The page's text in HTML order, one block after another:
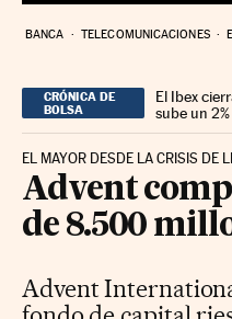
BANCA TELECOMUNICACIONES
CRÓNICA DE
BOLSA
El Ibex
sube un
EL MAYOR DESDE LA CRISIS DE
Advent
de 8.500
Advent